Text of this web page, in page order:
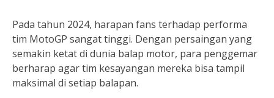
Pada tahun 2024, harapan fans terhadap performa
tim MotoGP sangat tinggi. Dengan persaingan yang
semakin ketat di dunia balap motor, para penggemar
berharap agar tim kesayangan mereka bisa tampil
maksimal di setiap balapan.